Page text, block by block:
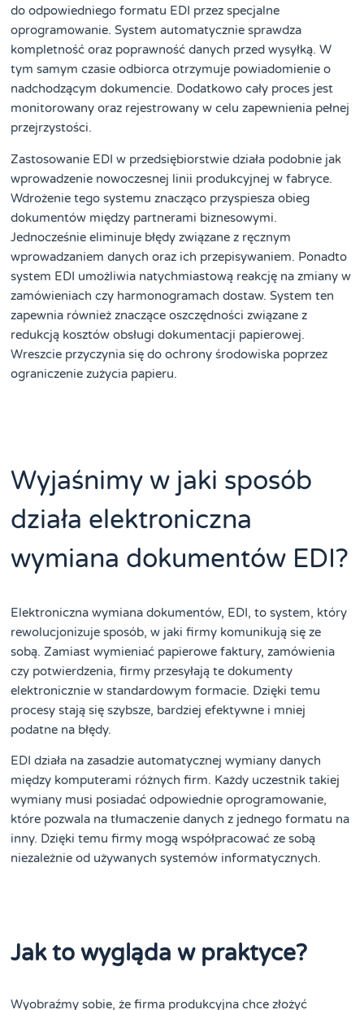
do odpowiedniego formatu EDI przez specjalne
oprogramowanie. System automatycznie sprawdza
kompletność oraz poprawność danych przed wysyłką. W
tym samym czasie odbiorca otrzymuje powiadomienie o
nadchodzącym dokumencie. Dodatkowo cały proces jest
monitorowany oraz rejestrowany w celu zapewnienia pełnej
przejrzystości.
Zastosowanie EDI w przedsiębiorstwie działa podobnie jak
wprowadzenie nowoczesnej linii produkcyjnej w fabryce.
Wdrożenie tego systemu znacząco przyspiesza obieg
dokumentów między partnerami biznesowymi.
Jednocześnie eliminuje błędy związane z ręcznym
wprowadzaniem danych oraz ich przepisywaniem. Ponadto
system EDI umożliwia natychmiastową reakcję na zmiany w
zamówieniach czy harmonogramach dostaw. System ten
zapewnia również znaczące oszczędności związane z
redukcją kosztów obsługi dokumentacji papierowej.
Wreszcie przyczynia się do ochrony środowiska poprzez
ograniczenie zużycia papieru.
Wyjaśnimy w jaki sposób
działa elektroniczna
wymiana dokumentów EDI?
Elektroniczna wymiana dokumentów, EDI, to system, który
rewolucjonizuje sposób, w jaki firmy komunikują się ze
sobą. Zamiast wymieniać papierowe faktury, zamówienia
czy potwierdzenia, firmy przesyłają te dokumenty
elektronicznie w standardowym formacie. Dzięki temu
procesy stają się szybsze, bardziej efektywne i mniej
podatne na błędy.
EDI działa na zasadzie automatycznej wymiany danych
między komputerami różnych firm. Każdy uczestnik takiej
wymiany musi posiadać odpowiednie oprogramowanie,
które pozwala na tłumaczenie danych z jednego formatu na
inny. Dzięki temu firmy mogą współpracować ze sobą
niezależnie od używanych systemów informatycznych.
Jak to wygląda w praktyce?
Wyobraźmy sobie, że firma produkcyjna chce złożyć